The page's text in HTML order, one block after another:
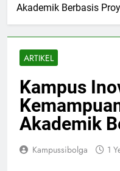
Akademik Berbasis
ARTIKEL
Kampus
Akademik
Kampussibolga 1